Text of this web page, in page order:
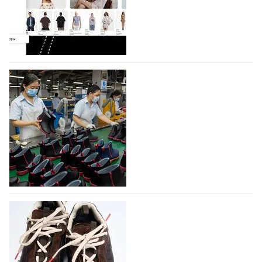
Co., Ltd., основанная в 2011 году и расположенная в
Гуанчжоу, столице моды Китая, является
профессиональной обувной компанией,
объединяющей разработку, производство и…
07.08.2026 490
На платформе Lamoda - новый раздел и
условия продвижения локальных
дизайнерских марок
Российский маркетплейс Lamoda решил обновить
раздел для продажи продукции локальных
дизайнерских марок одежды, обуви и аксессуаров.
Бренды также получат маркетинговую…
06.08.2026 657
Объем мирового производства обуви в
2025 году практически не увеличился
В 2025 году мировое производство обуви